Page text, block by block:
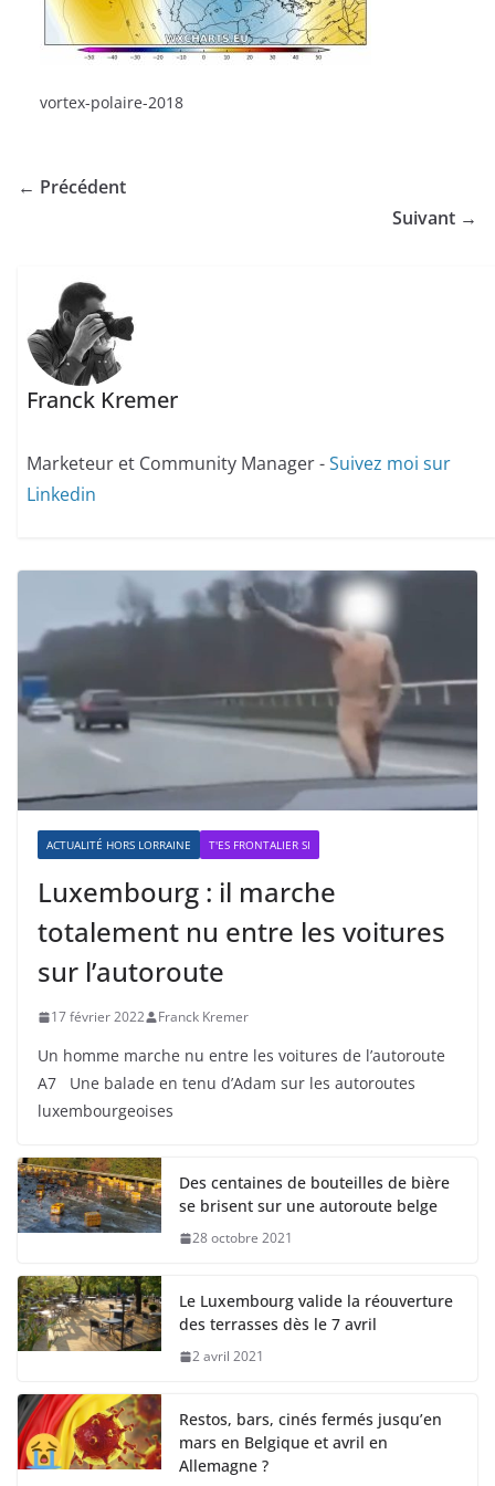
vortex-polaire-2018
← Précédent
Suivant →
Franck Kremer
Marketeur et Community Manager -Suivez moi sur
Linkedin
ACTUALITÉ HORS LORRAINE T'ES FRONTALIER SI
Luxembourg : il marche
totalement nu entre les voitures
sur l’autoroute
17 février 2022 Franck Kremer
Un homme marche nu entre les voitures de l’autoroute
A7 Une balade en tenu d’Adam sur les autoroutes
luxembourgeoises
Des centaines de bouteilles de bière
se brisent sur une autoroute belge
28 octobre 2021
Le Luxembourg valide la réouverture
des terrasses dès le 7 avril
2 avril 2021
Restos, bars, cinés fermés jusqu’en
mars en Belgique et avril en
Allemagne ?